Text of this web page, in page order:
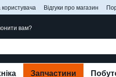
користувача Відгуки про магазин
вам?
Запчастини